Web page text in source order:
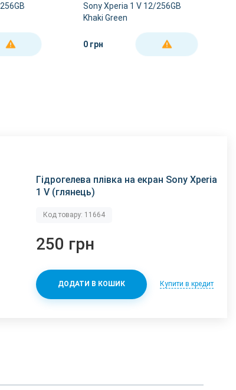
Sony Xperia 1 V 12/256GB
Khaki Green
0 грн ДЕТАЛЬНІШЕ
Гідрогелева плівка на екран Sony Xperia
1 V (глянець)
Код товару: 11664
250 грн
ДОДАТИ В КОШИК Купити в кредит